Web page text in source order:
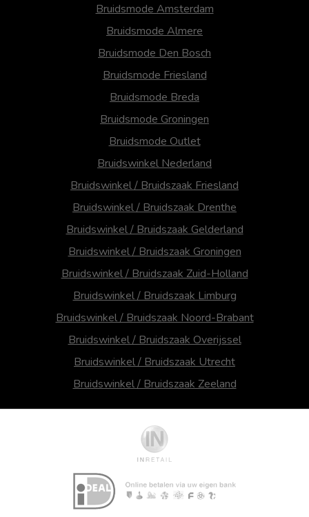
Bruidsmode Amsterdam
Bruidsmode Almere
Bruidsmode Den Bosch
Bruidsmode Friesland
Bruidsmode Breda
Bruidsmode Groningen
Bruidsmode Outlet
Bruidswinkel Nederland
Bruidswinkel / Bruidszaak Friesland
Bruidswinkel / Bruidszaak Drenthe
Bruidswinkel / Bruidszaak Gelderland
Bruidswinkel / Bruidszaak Groningen
Bruidswinkel / Bruidszaak Zuid-Holland
Bruidswinkel / Bruidszaak Limburg
Bruidswinkel / Bruidszaak Noord-Brabant
Bruidswinkel / Bruidszaak Overijssel
Bruidswinkel / Bruidszaak Utrecht
Bruidswinkel / Bruidszaak Zeeland